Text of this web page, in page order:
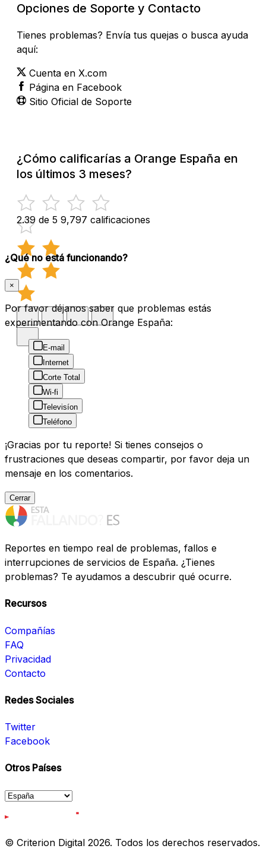
Opciones de Soporte y Contacto
Tienes problemas? Envía tus quejas o busca ayuda
aquí:
Cuenta en X.com
Página en Facebook
Sitio Oficial de Soporte
¿Cómo calificarías a Orange España en
los últimos 3 meses?
2.39 de 5 9,797 calificaciones
¿Qué no está funcionando?
×
Por favor déjanos saber que problemas estás
experimentando con Orange España:
E-mail
Internet
Corte Total
Wi-fi
Televisíon
Teléfono
¡Gracias por tu reporte! Si tienes consejos o
frustraciones que deseas compartir, por favor deja un
mensaje en los comentarios.
Cerrar
Reportes en tiempo real de problemas, fallos e
interrupciones de servicios de España. ¿Tienes
problemas? Te ayudamos a descubrir qué ocurre.
Recursos
Compañías
FAQ
Privacidad
Contacto
Redes Sociales
Twitter
Facebook
Otros Países
© Criterion Digital 2026. Todos los derechos reservados.